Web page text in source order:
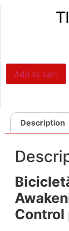
Add to cart
Description
Control